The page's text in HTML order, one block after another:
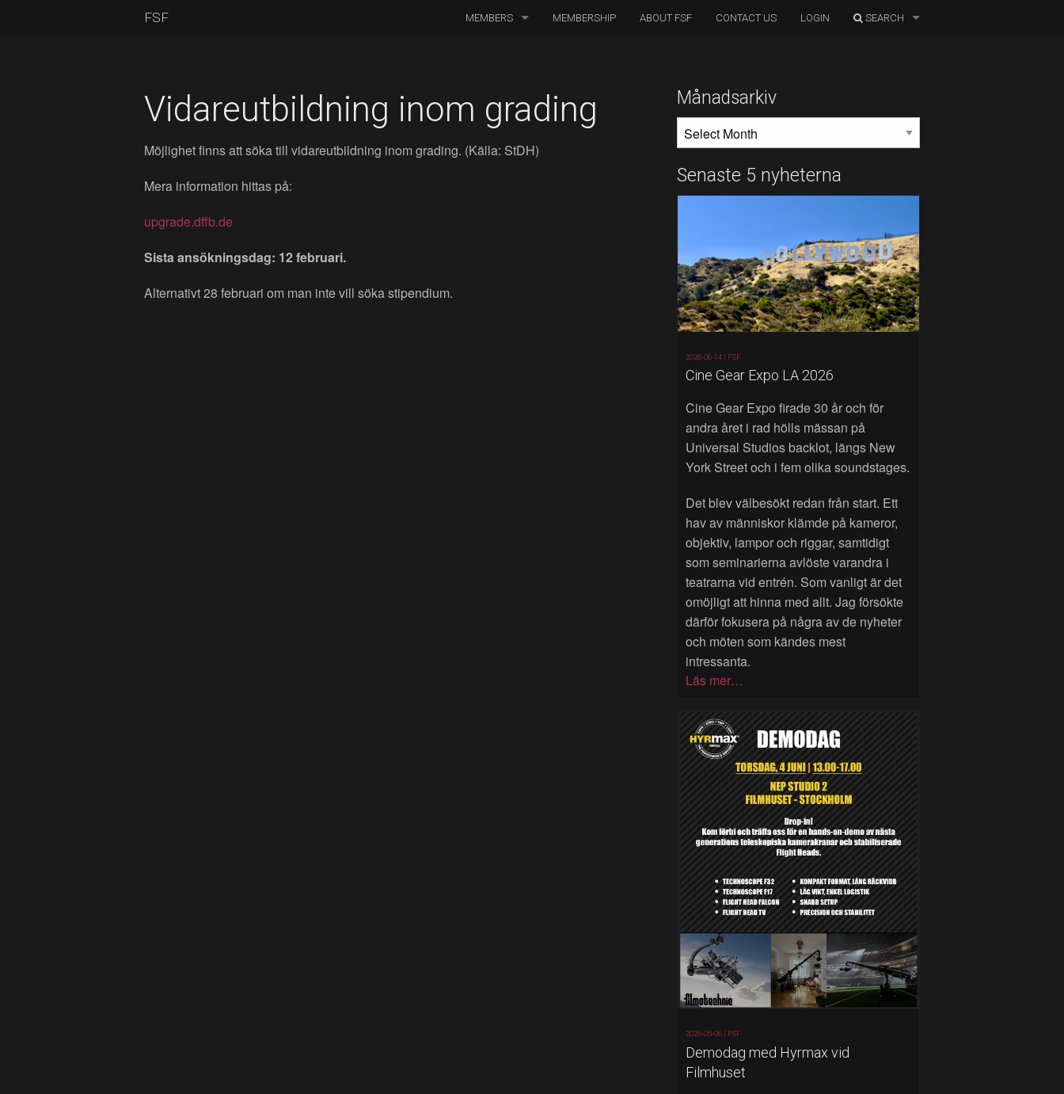
FSF MEMBERS
ASSOCIATED MEMBERS
HONORARY MEMBERS
MEMBERSHIP ABOUT FSF CONTACT US LOGIN SEARCH
Vidareutbildning inom grading
Möjlighet finns att söka till vidareutbildning inom grading. (Källa: StDH)
Mera information hittas på:
upgrade.dffb.de
Sista ansökningsdag: 12 februari.
Alternativt 28 februari om man inte vill söka stipendium.
Månadsarkiv
Senaste 5 nyheterna
2026-06-14 | FSF
Cine Gear Expo LA 2026
Cine Gear Expo firade 30 år och för
andra året i rad hölls mässan på
Universal Studios backlot, längs New
York Street och i fem olika soundstages.
Det blev välbesökt redan från start. Ett
hav av människor klämde på kameror,
objektiv, lampor och riggar, samtidigt
som seminarierna avlöste varandra i
teatrarna vid entrén. Som vanligt är det
omöjligt att hinna med allt. Jag försökte
därför fokusera på några av de nyheter
och möten som kändes mest
intressanta.
Läs mer…
2026-05-06 | FSF
Demodag med Hyrmax vid
Filmhuset